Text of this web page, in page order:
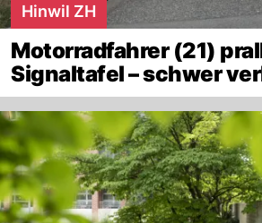
Hinwil ZH
Motorradfahrer (21)
Signaltafel – schwer